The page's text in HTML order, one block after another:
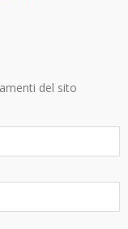
del sito